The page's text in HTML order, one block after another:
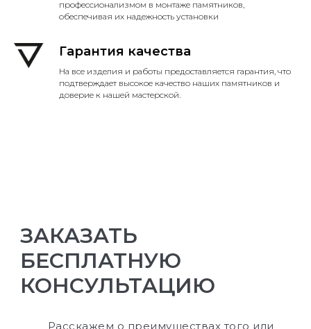
профессионализмом в монтаже памятников,
обеспечивая их надежность установки
Гарантия качества
На все изделия и работы предоставляется гарантия, что
подтверждает высокое качество наших памятников и
доверие к нашей мастерской.
ЗАКАЗАТЬ
БЕСПЛАТНУЮ
КОНСУЛЬТАЦИЮ
Расскажем о преимуществах того или